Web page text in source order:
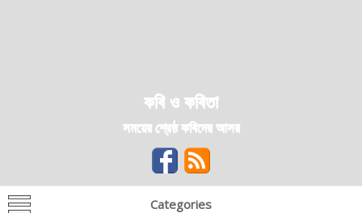
কবি ও কবিতা
সময়ের শ্রেষ্ঠ কবিদের আসর
Categories